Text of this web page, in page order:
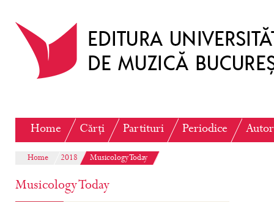
Home Cărți Partituri Periodice
Home 2018 Musicology Today
Musicology Today